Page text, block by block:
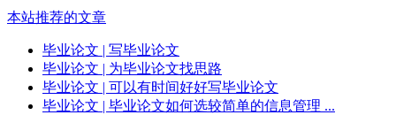
本站推荐的文章
毕业论文 | 写毕业论文
毕业论文 | 为毕业论文找思路
毕业论文 | 可以有时间好好写毕业论文
毕业论文 | 毕业论文如何选较简单的信息管理 ...